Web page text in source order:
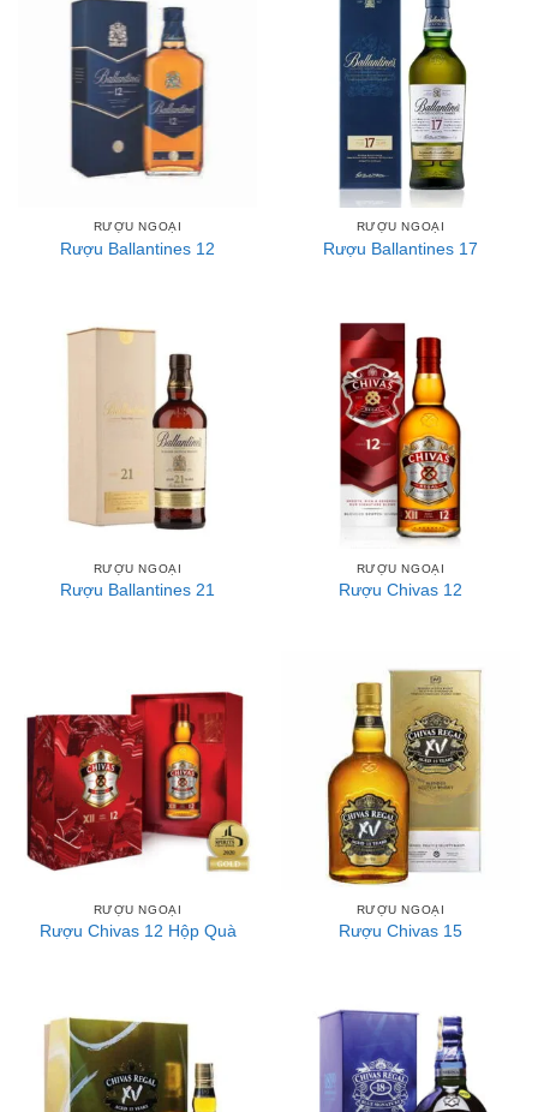
RƯỢU NGOẠI
Rượu Ballantines 12
RƯỢU NGOẠI
Rượu Ballantines 17
RƯỢU NGOẠI
Rượu Ballantines 21
RƯỢU NGOẠI
Rượu Chivas 12
RƯỢU NGOẠI
Rượu Chivas 12 Hộp Quà
RƯỢU NGOẠI
Rượu Chivas 15